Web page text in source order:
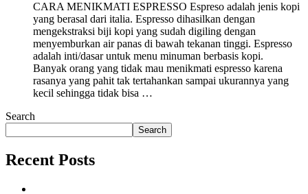
CARA MENIKMATI ESPRESSO Espreso adalah jenis kopi
yang berasal dari italia. Espresso dihasilkan dengan
mengekstraksi biji kopi yang sudah digiling dengan
menyemburkan air panas di bawah tekanan tinggi. Espresso
adalah inti/dasar untuk menu minuman berbasis kopi.
Banyak orang yang tidak mau menikmati espresso karena
rasanya yang pahit tak tertahankan sampai ukurannya yang
kecil sehingga tidak bisa …
Search
Search
Recent Posts